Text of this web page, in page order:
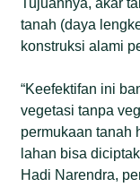
tanah (daya
konstruksi alami
“Keefektifan ini
vegetasi tanpa
permukaan tanah
lahan bisa
Hadi Narendra,